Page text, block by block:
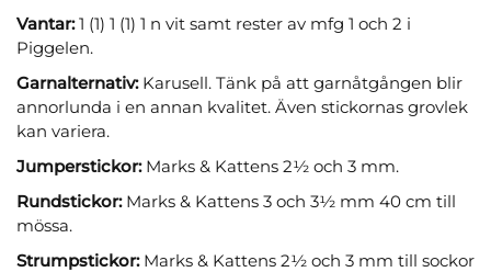
Vantar:1 (1) 1 (1) 1 n vit samt rester av mfg 1 och 2 i
Piggelen.
Garnalternativ: Karusell. Tänk på att garnåtgången blir
annorlunda i en annan kvalitet. Även stickornas grovlek
kan variera.
Jumperstickor:Marks & Kattens 2½ och 3 mm.
Rundstickor:Marks & Kattens 3 och 3½ mm 40 cm till
mössa.
Strumpstickor: Marks & Kattens 2½ och 3 mm till sockor